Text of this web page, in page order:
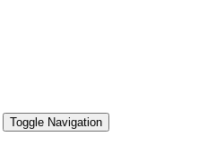
Toggle Navigation